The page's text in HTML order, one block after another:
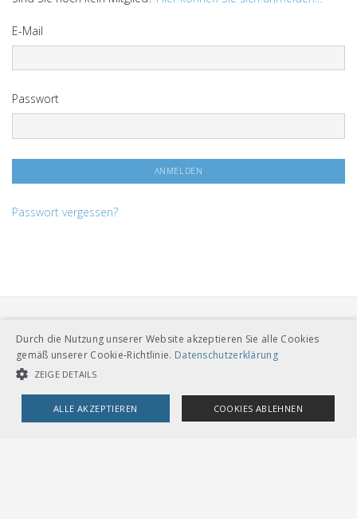
E-Mail
Passwort
Passwort vergessen?
VERBAND ÖFFENTLICHER VERKEHR
Dählhölzliweg 12
CH-3005 Bern
Durch die Nutzung unserer Website akzeptieren Sie alle Cookies
gemäß unserer Cookie-Richtlinie. Datenschutzerklärung
ZEIGE DETAILS
ALLE AKZEPTIEREN COOKIES ABLEHNEN